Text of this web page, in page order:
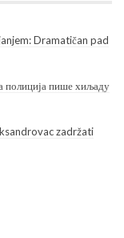
Dramatičan pad
полиција пише хиљаду
zadržati